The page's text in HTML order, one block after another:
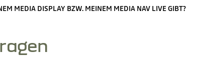
MEDIA DISPLAY BZW. MEINEM MEDIA NAV LIVE GIBT?